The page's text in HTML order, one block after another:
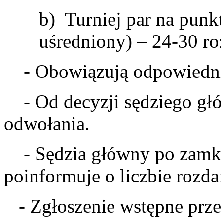
b) Turniej par na
uśredniony) – 24-30
- Obowiązują
- Od decyzji sędziego
odwołania.
- Sędzia główny po
poinformuje o liczbie
- Zgłoszenie wstępne